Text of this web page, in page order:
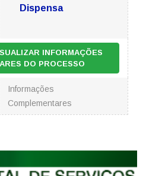
Dispensa
INFORMAÇÕES
DO PROCESSO
Informações
Complementares